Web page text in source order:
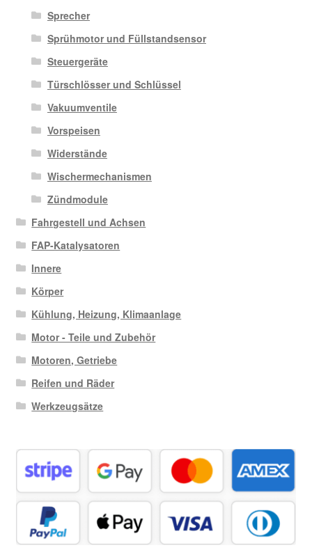
Sprecher
Sprühmotor und Füllstandsensor
Steuergeräte
Türschlösser und Schlüssel
Vakuumventile
Vorspeisen
Widerstände
Wischermechanismen
Zündmodule
Fahrgestell und Achsen
FAP-Katalysatoren
Innere
Körper
Kühlung, Heizung, Klimaanlage
Motor - Teile und Zubehör
Motoren, Getriebe
Reifen und Räder
Werkzeugsätze